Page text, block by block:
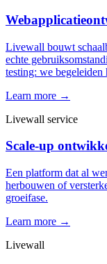
Livewall bouwt
echte
testing: we begeleiden
Learn more →
Livewall service
Scale-up
Een platform dat al
herbouwen of
groeifase.
Learn more →
Livewall